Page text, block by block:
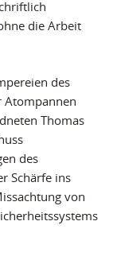
die Arbeit
des
Atompannen
Thomas
des
Schärfe ins
von